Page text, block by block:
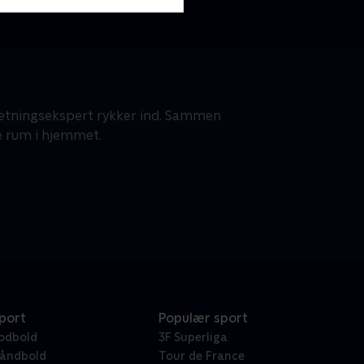
rykker ind. Sammen
rum i hjemmet.
Populær sport
3F Superliga
Tour de France